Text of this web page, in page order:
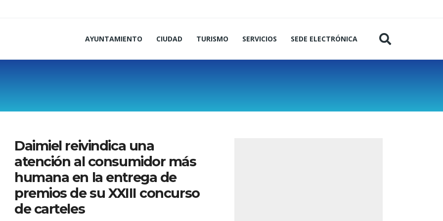
AYUNTAMIENTO CIUDAD TURISMO SERVICIOS SEDE ELECTRÓNICA
Daimiel reivindica una
atención al consumidor más
humana en la entrega de
premios de su XXIII concurso
de carteles